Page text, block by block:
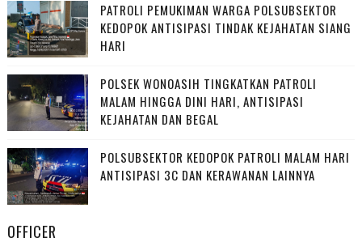
PATROLI PEMUKIMAN WARGA POLSUBSEKTOR
KEDOPOK ANTISIPASI TINDAK KEJAHATAN SIANG
HARI
POLSEK WONOASIH TINGKATKAN PATROLI
MALAM HINGGA DINI HARI, ANTISIPASI
KEJAHATAN DAN BEGAL
POLSUBSEKTOR KEDOPOK PATROLI MALAM HARI
ANTISIPASI 3C DAN KERAWANAN LAINNYA
OFFICER